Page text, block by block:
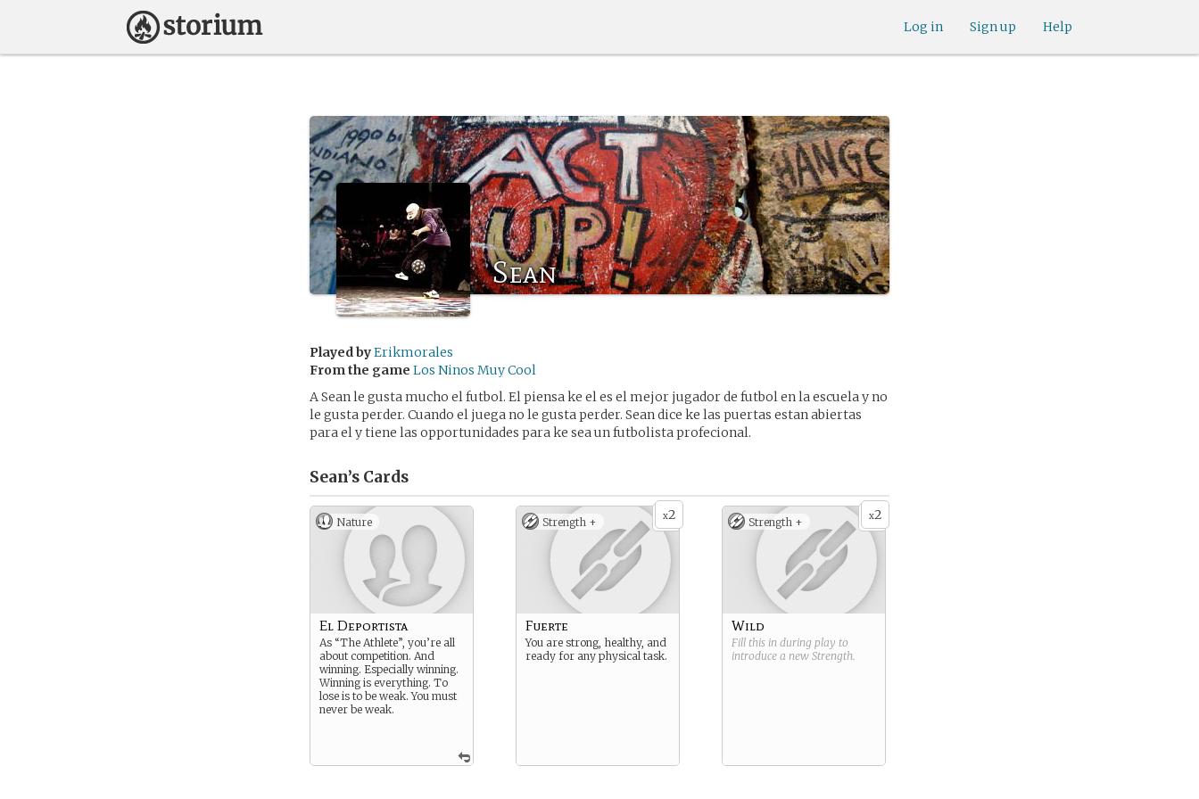
Help
Sign up
Log in
Sean
Played byErikmorales
From the game Los Ninos Muy Cool
A Sean le gusta mucho el futbol. El piensa ke el es el mejor jugador de futbol en la escuela y no
le gusta perder. Cuando el juega no le gusta perder. Sean dice ke las puertas estan abiertas
para el y tiene las opportunidades para ke sea un futbolista profecional.
Sean’s Cards
Nature
El Deportista
As “The Athlete”, you’re all
about competition. And
winning. Especially winning.
Winning is everything. To
lose is to be weak. You must
never be weak.
x2
Strength +
Fuerte
You are strong, healthy, and
ready for any physical task.
x2
Strength +
Wild
Fill this in during play to
introduce a new Strength.